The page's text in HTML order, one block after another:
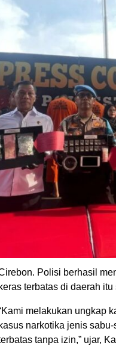
Polisi berhasil
keras terbatas di daerah
melakukan ungkap
kasus narkotika jenis
tanpa izin,” ujar,